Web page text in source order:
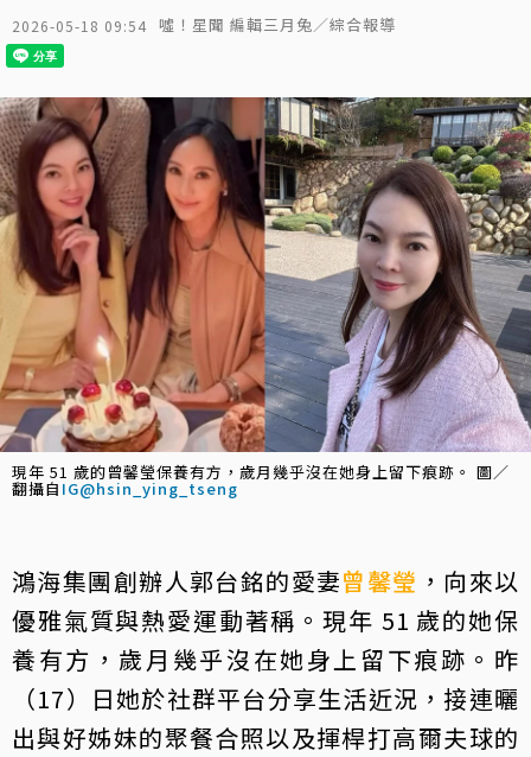
2026-05-18 09:54 噓！星聞 編輯三月兔／綜合報導
現年 51 歲的曾馨瑩保養有方，歲月幾乎沒在她身上留下痕跡。 圖／
翻攝自 IG@hsin_ying_tseng
鴻海集團創辦人郭台銘的愛妻曾馨瑩 ，向來以
優雅氣質與熱愛運動著稱。現年 51 歲的她保
養有方，歲月幾乎沒在她身上留下痕跡。昨
（17）日她於社群平台分享生活近況，接連曬
出與好姊妹的聚餐合照以及揮桿打高爾夫球的